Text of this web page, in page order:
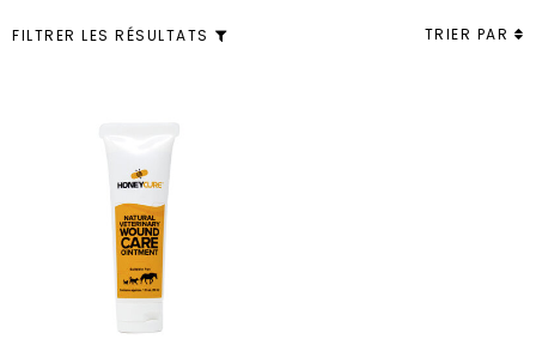
FILTRER LES RÉSULTATS TRIER PAR